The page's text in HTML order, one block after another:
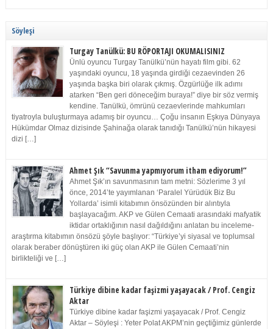
Söyleşi
Turgay Tanülkü: BU RÖPORTAJI OKUMALISINIZ
Ünlü oyuncu Turgay Tanülkü’nün hayatı film gibi. 62
yaşındaki oyuncu, 18 yaşında girdiği cezaevinden 26
yaşında başka biri olarak çıkmış. Özgürlüğe ilk adımı
atarken “Ben geri döneceğim buraya!” diye bir söz vermiş
kendine. Tanülkü, ömrünü cezaevlerinde mahkumları
tiyatroyla buluşturmaya adamış bir oyuncu… Çoğu insanın Eşkıya Dünyaya
Hükümdar Olmaz dizisinde Şahinağa olarak tanıdığı Tanülkü’nün hikayesi
dizi […]
Ahmet Şık “Savunma yapmıyorum itham ediyorum!”
Ahmet Şık’ın savunmasının tam metni: Sözlerime 3 yıl
önce, 2014’te yayımlanan ‘Paralel Yürüdük Biz Bu
Yollarda’ isimli kitabımın önsözünden bir alıntıyla
başlayacağım. AKP ve Gülen Cemaati arasındaki mafyatik
iktidar ortaklığının nasıl dağıldığını anlatan bu inceleme-
araştırma kitabımın önsözü şöyle başlıyor: “Türkiye’yi siyasal ve toplumsal
olarak beraber dönüştüren iki güç olan AKP ile Gülen Cemaati’nin
birlikteliği ve […]
Türkiye dibine kadar faşizmi yaşayacak / Prof. Cengiz
Aktar
Türkiye dibine kadar faşizmi yaşayacak / Prof. Cengiz
Aktar – Söyleşi : Yeter Polat AKPM’nin geçtiğimiz günlerde